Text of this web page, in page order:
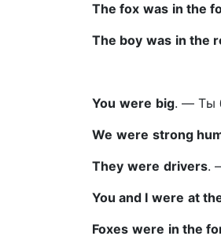
The fox was in the
The boy was in the
You were big. — Ты
We were strong
They were drivers.
You and I were at
Foxes were in the